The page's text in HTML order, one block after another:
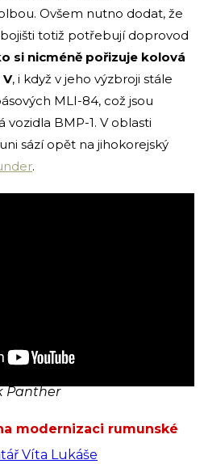
Ovšem nutno dodat, že
totiž potřebují doprovod
si nicméně pořizuje kolová
, i když v jeho výzbroji stále
MLI-84, což jsou
BMP-1. V oblasti
sází opět na jihokorejský
.
Panther
modernizaci rumunské
Víta Lukáše